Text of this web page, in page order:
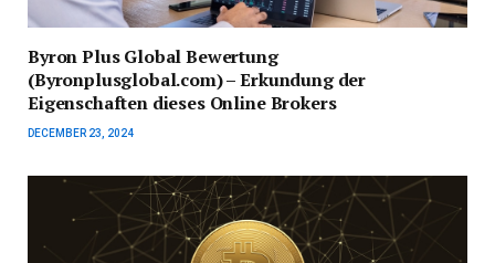
Byron Plus Global Bewertung
(Byronplusglobal.com) – Erkundung der
Eigenschaften dieses Online Brokers
DECEMBER 23, 2024